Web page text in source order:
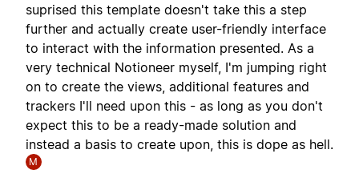
suprised this template doesn't take this a step
further and actually create user-friendly interface
to interact with the information presented. As a
very technical Notioneer myself, I'm jumping right
on to create the views, additional features and
trackers I'll need upon this - as long as you don't
expect this to be a ready-made solution and
instead a basis to create upon, this is dope as hell.
M